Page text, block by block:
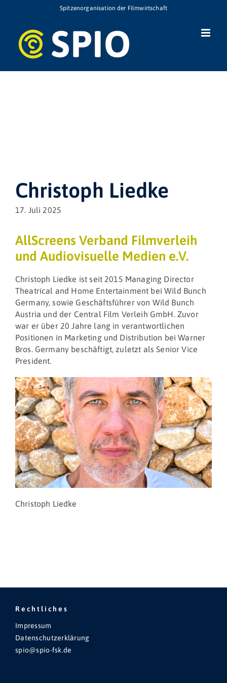
springen
Spitzenorganisation der Filmwirtschaft
Christoph Liedke
17. Juli 2025
AllScreens Verband Filmverleih
und Audiovisuelle Medien e.V.
Christoph Liedke ist seit 2015 Managing Director
Theatrical and Home Entertainment bei Wild Bunch
Germany, sowie Geschäftsführer von Wild Bunch
Austria und der Central Film Verleih GmbH. Zuvor
war er über 20 Jahre lang in verantwortlichen
Positionen in Marketing und Distribution bei Warner
Bros. Germany beschäftigt, zuletzt als Senior Vice
President.
Christoph Liedke
Rechtliches
Impressum
Datenschutzerklärung
spio@spio-fsk.de